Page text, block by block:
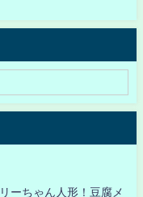
ーちゃん人形！豆腐メ